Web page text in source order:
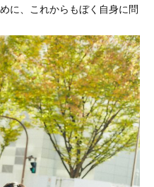
に、これからもぼく自身に問